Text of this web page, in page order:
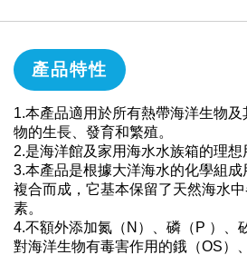
產品特性
1.本產品適用於所有熱帶海洋生物
物的生長、發育和繁殖。
2.是海洋館及家用海水水族箱的理想
3.本產品是根據大洋海水的化學組
複合而成，它基本保留了天然海水
素。
4.不額外添加氮（N）、磷（P ）、
對海洋生物有毒害作用的鋨（OS）